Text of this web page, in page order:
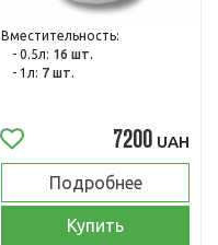
Вместительность:
- 0.5л: 16 шт.
- 1л: 7 шт.
7200 UAH
Подробнее
Купить